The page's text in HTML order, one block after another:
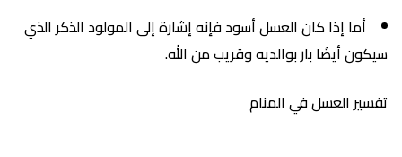
أما إذا كان العسل أسود فإنه إشارة إلى المولود الذكر الذي
سيكون أيضُا بار بوالديه وقريب من الله.
تفسير العسل في المنام